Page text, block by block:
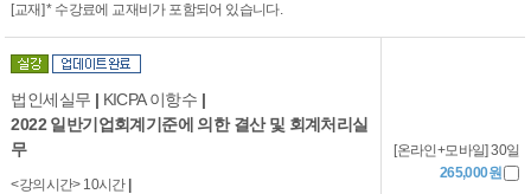
[교재] * 수강료에 교재비가 포함되어 있습니다.
법인세실무 | KICPA 이항수 |
2022 일반기업회계기준에 의한 결산 및 회계처리실
무
<강의시간> 10시간
[온라인+모바일] 30일
265,000원